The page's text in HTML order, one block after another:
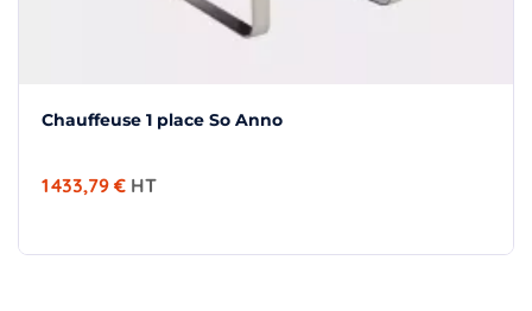
Chauffeuse 1 place So Anno
1 433,79 € HT